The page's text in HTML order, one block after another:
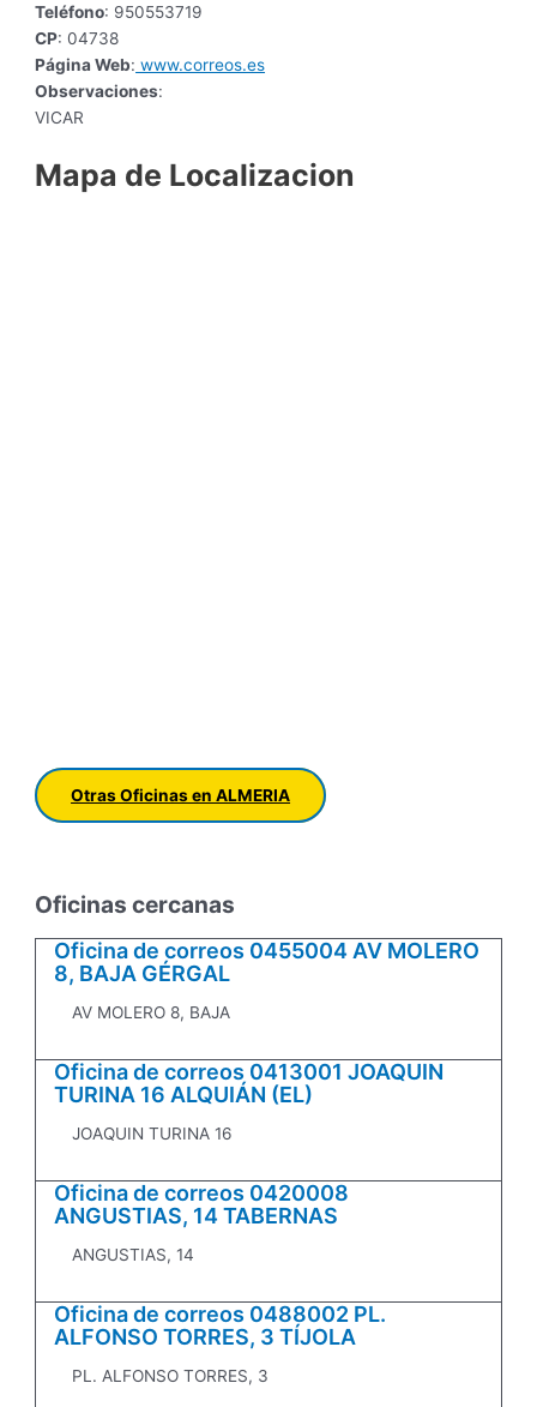
Teléfono: 950553719
CP: 04738
Página Web: www.correos.es
Observaciones:
VICAR
Mapa de Localizacion
Otras Oficinas en ALMERIA
Oficinas cercanas
Oficina de correos 0455004 AV MOLERO
8, BAJA GÉRGAL
AV MOLERO 8, BAJA
Oficina de correos 0413001 JOAQUIN
TURINA 16 ALQUIÁN (EL)
JOAQUIN TURINA 16
Oficina de correos 0420008
ANGUSTIAS, 14 TABERNAS
ANGUSTIAS, 14
Oficina de correos 0488002 PL.
ALFONSO TORRES, 3 TÍJOLA
PL. ALFONSO TORRES, 3